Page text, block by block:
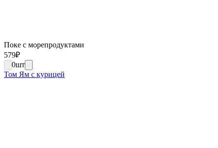
Поке с морепродуктами
579₽
0шт
Том Ям с курицей